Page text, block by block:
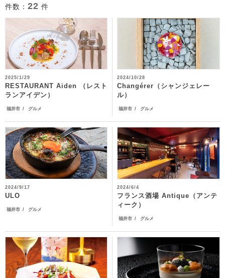
件数： 22 件
2025/1/29
RESTAURANT Aiden （レスト
ランアイデン）
福井市 グルメ
2024/10/28
Changérer（シャンジェレー
ル）
福井市 グルメ
2024/9/17
ULO
福井市 グルメ
2024/6/4
フランス酒場 Antique（アンテ
ィーク）
福井市 グルメ